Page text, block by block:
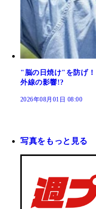
"脳の日焼け"を防げ
外線の影響!?
2026年08月01日 08:00
写真をもっと見る